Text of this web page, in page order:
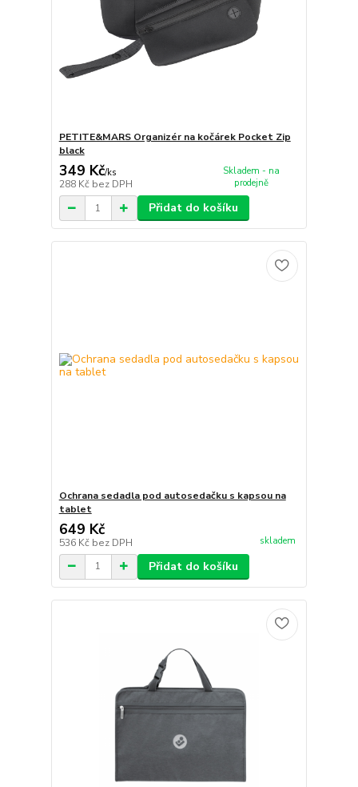
PETITE&MARS Organizér na kočárek Pocket Zip
black
349 Kč/ks
288 Kč bez DPH
Skladem - na
prodejně
Přidat do košíku
Ochrana sedadla pod autosedačku s kapsou na
tablet
649 Kč
536 Kč bez DPH skladem
Přidat do košíku